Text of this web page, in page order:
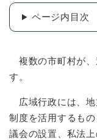
ページ内目次
複数の市町村が、
す。
広域行政には、地
制度を活用するも
議会の設置、私法